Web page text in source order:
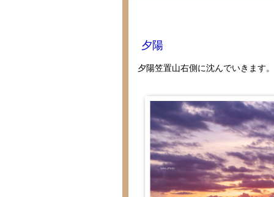
夕陽
夕陽笠置山右側に沈んでいきます。